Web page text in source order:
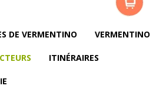
DE VERMENTINO VERMENTINO
ITINÉRAIRES